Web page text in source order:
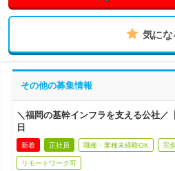
気にな
その他の募集情報
＼福岡の基幹インフラを支える公社／
日
新着 正社員 職種・業種未経験OK 完
リモートワーク可